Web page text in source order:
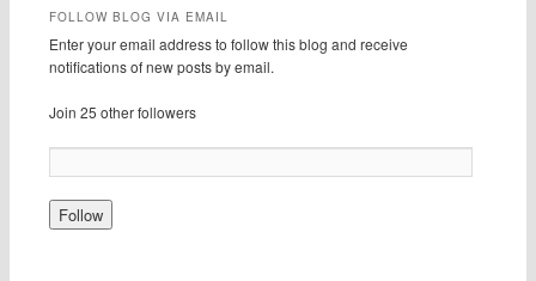
FOLLOW BLOG VIA EMAIL
Enter your email address to follow this blog and receive
notifications of new posts by email.
Join 25 other followers